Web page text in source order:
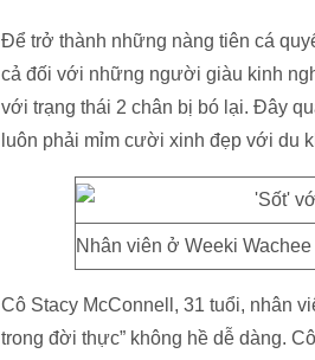
Để trở thành những nàng tiên cá
cả đối với những người giàu kinh
với trạng thái 2 chân bị bó lại. Đây
luôn phải mỉm cười xinh đẹp với du
Nhân viên ở Weeki
Cô Stacy McConnell, 31 tuổi, nhân
trong đời thực” không hề dễ dàng.